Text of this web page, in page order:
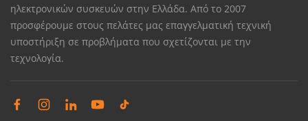
ηλεκτρονικών συσκευών στην Ελλάδα. Από το 2007
προσφέρουμε στους πελάτες μας επαγγελματική τεχνική
υποστήριξη σε προβλήματα που σχετίζονται με την
τεχνολογία.